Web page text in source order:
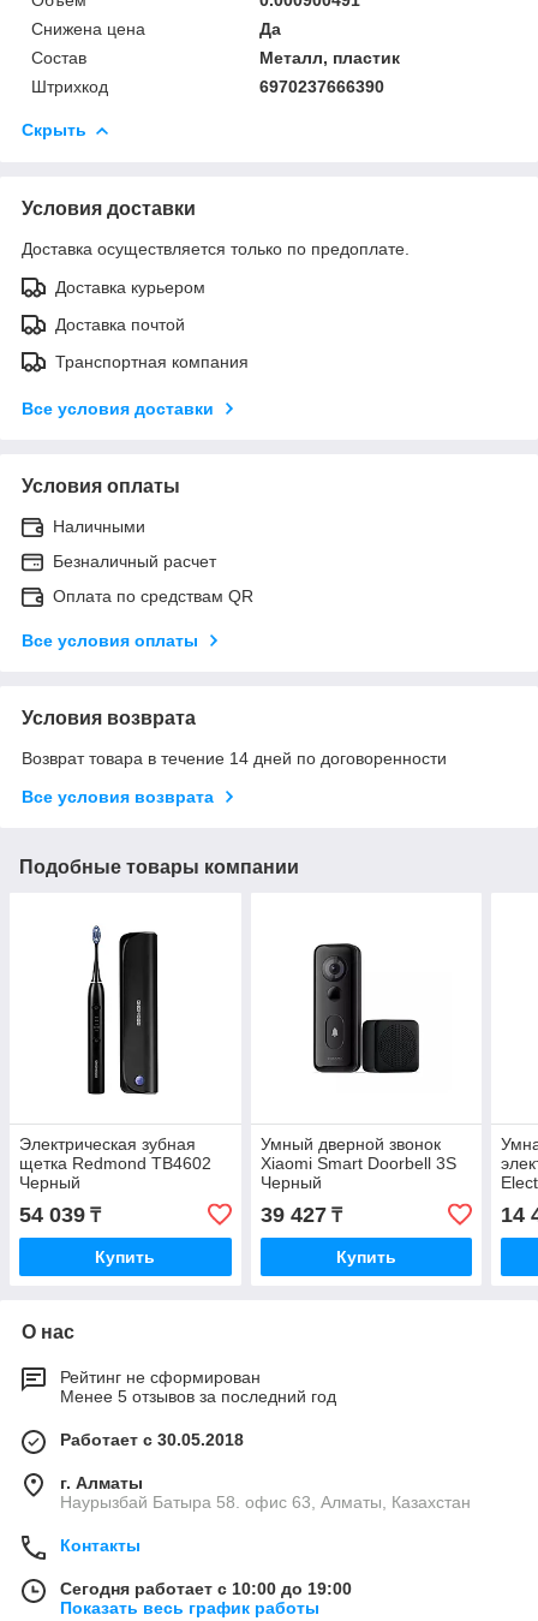
Снижена цена
Да
Состав
Металл, пластик
Штрихкод
6970237666390
Скрыть
Условия доставки
Доставка осуществляется только по предоплате.
Доставка курьером
Доставка почтой
Транспортная компания
Все условия доставки
Условия оплаты
Наличными
Безналичный расчет
Оплата по средствам QR
Все условия оплаты
Условия возврата
Возврат товара в течение 14 дней по договоренности
Все условия возврата
Подобные товары компании
Электрическая зубная
щетка Redmond TB4602
Черный
54 039 ₸
Купить
Умный дверной звонок
Xiaomi Smart Doorbell 3S
Черный
39 427₸
Купить
14
О нас
Рейтинг не сформирован
Менее 5 отзывов за последний год
Работает с 30.05.2018
г. Алматы
Наурызбай Батыра 58. офис 63, Алматы, Казахстан
Контакты
Сегодня работает с 10:00 до 19:00
Показать весь график работы